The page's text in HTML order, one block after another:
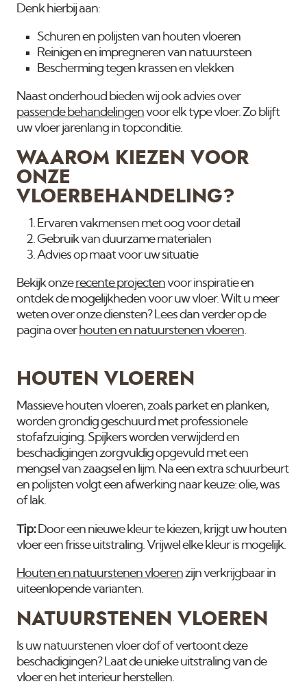
Denk hierbij aan:
Schuren en polijsten van houten vloeren
Reinigen en impregneren van natuursteen
Bescherming tegen krassen en vlekken
Naast onderhoud bieden wij ook advies over
passende behandelingenvoor elk type vloer. Zo blijft
uw vloer jarenlang in topconditie.
WAAROM KIEZEN VOOR
ONZE
VLOERBEHANDELING?
Ervaren vakmensen met oog voor detail
Gebruik van duurzame materialen
Advies op maat voor uw situatie
Bekijk onzerecente projectenvoor inspiratie en
ontdek de mogelijkheden voor uw vloer. Wilt u meer
weten over onze diensten? Lees dan verder op de
pagina over houten en natuurstenen vloeren.
HOUTEN VLOEREN
Massieve houten vloeren, zoals parket en planken,
worden grondig geschuurd met professionele
stofafzuiging. Spijkers worden verwijderd en
beschadigingen zorgvuldig opgevuld met een
mengsel van zaagsel en lijm. Na een extra schuurbeurt
en polijsten volgt een afwerking naar keuze: olie, was
of lak.
Tip:Door een nieuwe kleur te kiezen, krijgt uw houten
vloer een frisse uitstraling. Vrijwel elke kleur is mogelijk.
Houten en natuurstenen vloerenzijn verkrijgbaar in
uiteenlopende varianten.
NATUURSTENEN VLOEREN
Is uw natuurstenen vloer dof of vertoont deze
beschadigingen? Laat de unieke uitstraling van de
vloer en het interieur herstellen.